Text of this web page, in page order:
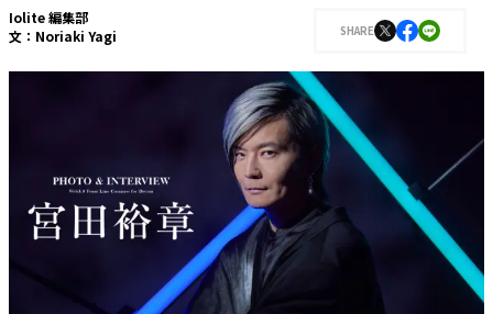
Iolite 編集部
文： Noriaki Yagi SHARE